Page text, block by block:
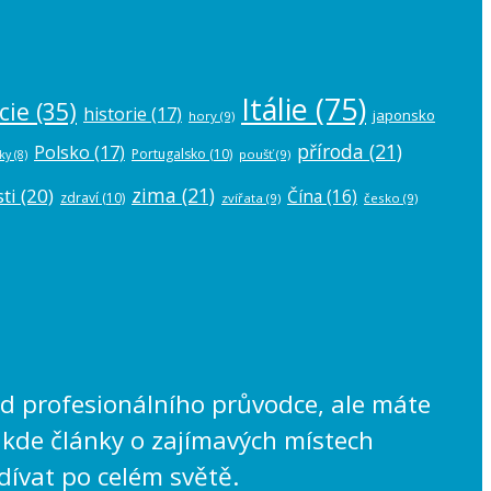
(35) historie (17) hory (9) Itálie (75) japonsko
(8) Polsko (17) Portugalsko (10) poušť(9) příroda (21)
(20) zdraví (10) zima (21) zvířata (9) Čína (16) česko (9)
profesionálního průvodce, ale máte
články o zajímavých místech
po celém světě.